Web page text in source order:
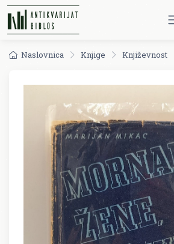
Naslovnica Knjige Književnost